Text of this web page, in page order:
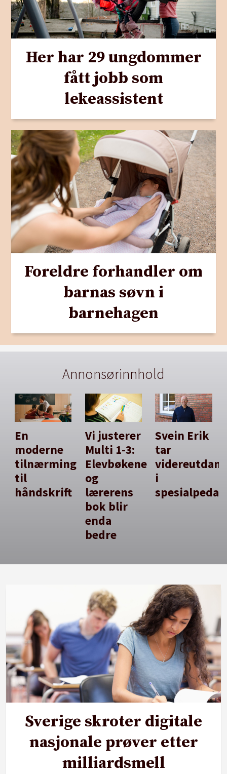
Her har 29 ungdommer
fått jobb som
lekeassistent
Foreldre forhandler om
barnas søvn i
barnehagen
Annonsørinnhold
En
moderne
tilnærming
til
håndskrift
Vi justerer
Multi 1-3:
Elevbøkene
og
lærerens
bok blir
enda
bedre
Svein Erik
tar
i
Sverige skroter digitale
nasjonale prøver etter
milliardsmell